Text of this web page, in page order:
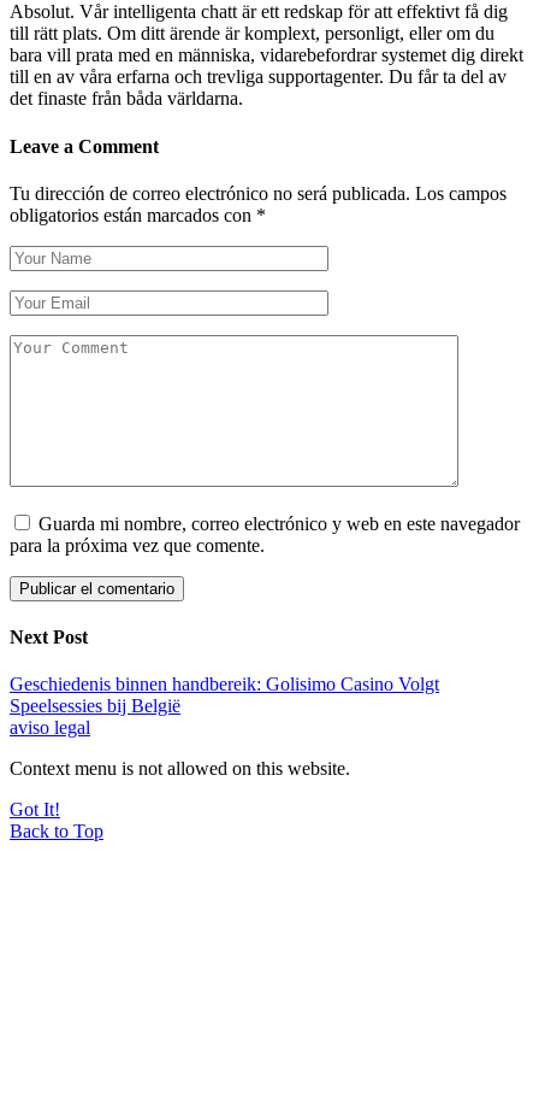
Absolut. Vår intelligenta chatt är ett redskap för att effektivt få dig
till rätt plats. Om ditt ärende är komplext, personligt, eller om du
bara vill prata med en människa, vidarebefordrar systemet dig direkt
till en av våra erfarna och trevliga supportagenter. Du får ta del av
det finaste från båda världarna.
Leave a Comment
Tu dirección de correo electrónico no será publicada. Los campos
obligatorios están marcados con *
Guarda mi nombre, correo electrónico y web en este navegador
para la próxima vez que comente.
Next Post
Geschiedenis binnen handbereik: Golisimo Casino Volgt
Speelsessies bij België
aviso legal
Context menu is not allowed on this website.
Got It!
Back to Top